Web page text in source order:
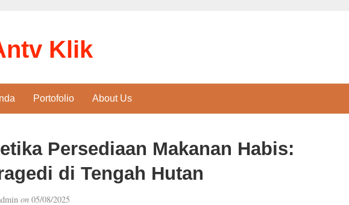
Klik
Portofolio About Us
Persediaan Makanan Habis:
di Tengah Hutan
on05/08/2025